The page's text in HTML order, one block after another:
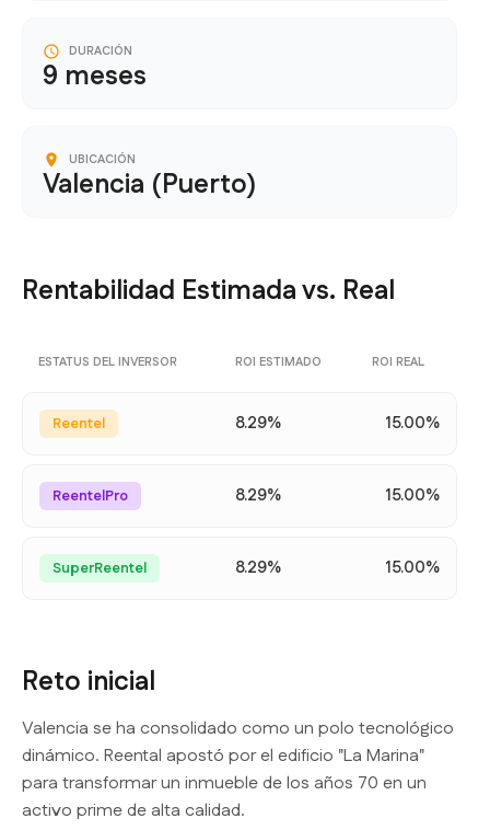
DURACIÓN
9 meses
UBICACIÓN
Valencia (Puerto)
Rentabilidad Estimada vs. Real
ESTATUS DEL INVERSOR ROI ESTIMADO ROI REAL
Reentel 8.29% 15.00%
ReentelPro 8.29% 15.00%
SuperReentel 8.29% 15.00%
Reto inicial
Valencia se ha consolidado como un polo tecnológico
dinámico. Reental apostó por el edificio "La Marina"
para transformar un inmueble de los años 70 en un
activo prime de alta calidad.